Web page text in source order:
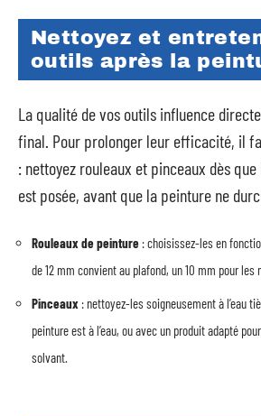
Nettoyez et
outils après la
La qualité de vos outils influence
final. Pour prolonger leur efficacité, il
: nettoyez rouleaux et pinceaux dès
est posée, avant que la peinture ne
Rouleaux de peinture : choisissez-les en
de 12 mm convient au plafond, un 10 mm pour les
Pinceaux : nettoyez-les soigneusement à l’eau
peinture est à l’eau, ou avec un produit adapté
solvant.